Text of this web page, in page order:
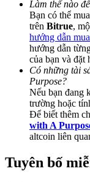
Deposit
Share 500000
Exclusive for
Register &
Làm thế nào
Bạn có thể
trên Bitrue,
hướng dẫn
hướng dẫn
của bạn và đặt
Có những tài
Purpose?
Nếu bạn đang
trường hoặc
Để biết thêm
with A
altcoin liên
Tuyên bố